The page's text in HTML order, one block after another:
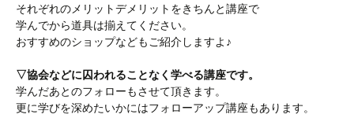
それぞれのメリットデメリットをきちんと講座で
学んでから道具は揃えてください。
おすすめのショップなどもご紹介しますよ♪
▽協会などに囚われることなく学べる講座です。
学んだあとのフォローもさせて頂きます。
更に学びを深めたいかにはフォローアップ講座もあります。